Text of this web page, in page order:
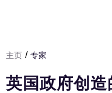
人力资源部
主页 / 专家
英国政府创